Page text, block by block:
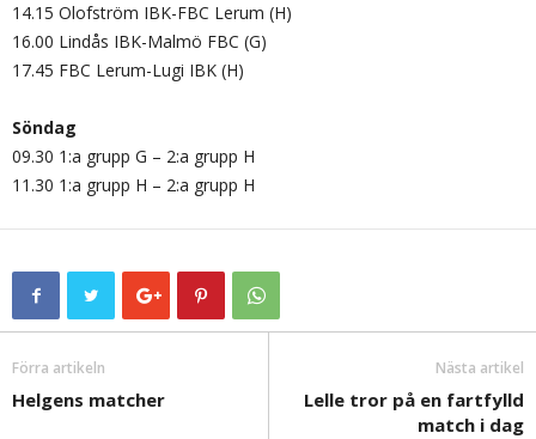
14.15 Olofström IBK-FBC Lerum (H)
16.00 Lindås IBK-Malmö FBC (G)
17.45 FBC Lerum-Lugi IBK (H)
Söndag
09.30 1:a grupp G – 2:a grupp H
11.30 1:a grupp H – 2:a grupp H
Förra artikeln
Helgens matcher
Nästa artikel
Lelle tror på en fartfylld
match i dag